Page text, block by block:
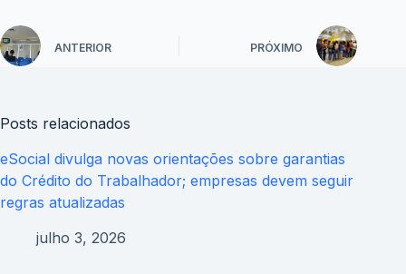
eSocial divulga novas orientações sobre garantias
regras atualizadas
julho 3, 2026
Financiamento do Move Brasil para carros novos já